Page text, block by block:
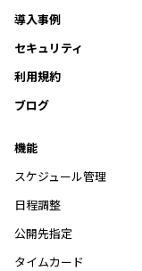
導入事例
セキュリティ
利用規約
ブログ
機能
スケジュール管理
日程調整
公開先指定
タイムカード